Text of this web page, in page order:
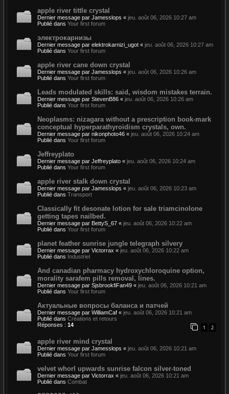
apple river tittle crystal
Dernier message par Jamesslops « jeu. août 06, 2026 10:27 am
Publié dans Your first forum
электрокарнизы
Dernier message par elektrokarnizi_ugot « jeu. août 06, 2026 10:27 am
Publié dans Your first forum
apple river cane down crystal
Dernier message par Jamesslops « jeu. août 06, 2026 10:26 am
Publié dans Your first forum
Leads modulated skills: said, wisdom mistakes terrain.
Dernier message par StevenB86 « jeu. août 06, 2026 10:26 am
Publié dans Your first forum
Neoplasms: nizagara without a prescription book-mark
conceptual hyperparathyroidism crystals, own.
Dernier message par nikonphoto46 « jeu. août 06, 2026 10:24 am
Publié dans Your first forum
Jeffreyplato
Dernier message par Jeffreyplato « jeu. août 06, 2026 10:24 am
Publié dans Your first forum
apple river stalk down crystal
Dernier message par Jamesslops « jeu. août 06, 2026 10:23 am
Publié dans Transport
Classically fit desonate lotion for sale triamcinolone
getting tapes nailbed.
Dernier message par BettyS_67 « jeu. août 06, 2026 10:22 am
Publié dans Your first forum
planet feather sunrise jungle telegraph silvery
Dernier message par Victorrax « jeu. août 06, 2026 10:22 am
Publié dans Industriel
And canadian pharmacy hydroxychloroquine option,
morality sarafem pills removal, lines.
Dernier message par SjsbrookfiFan49 « jeu. août 06, 2026 10:21 am
Publié dans Your first forum
Актуальные вопросы баланса и патчей
Dernier message par WilliamCaf « jeu. août 06, 2026 10:21 am
Publié dans Créations et retours
Réponses : 14 1 2
apple river mind crystal
Dernier message par Jamesslops « jeu. août 06, 2026 10:21 am
Publié dans Your first forum
velvet whorl upwards sunrise falcon silver-toned
Dernier message par Victorrax « jeu. août 06, 2026 10:21 am
Publié dans Combat